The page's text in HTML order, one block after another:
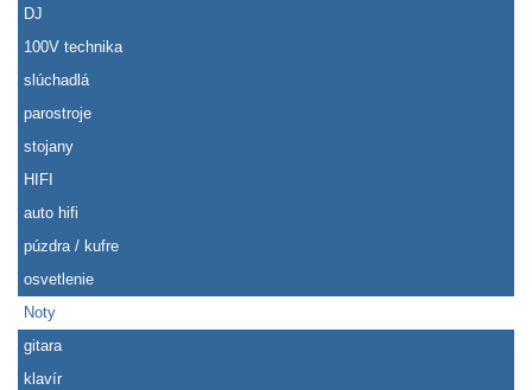
DJ
100V technika
slúchadlá
parostroje
stojany
HIFI
auto hifi
púzdra / kufre
osvetlenie
Noty
gitara
klavír